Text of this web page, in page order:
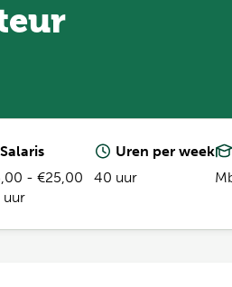
Salaris
- €25,00
uur
Uren per week
40 uur